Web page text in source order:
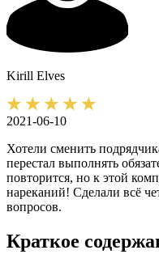
Kirill Elves
2021-06-10
Хотели сменить
перестал выполнять
повторится, но к этой
нареканий! Сделали всё
вопросов.
Краткое